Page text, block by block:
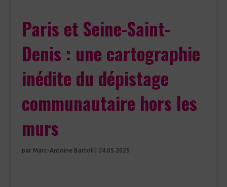
Paris et Seine-Saint-
Denis : une cartographie
inédite du dépistage
communautaire hors les
murs
par Marc-Antoine Bartoli 24.05.2025